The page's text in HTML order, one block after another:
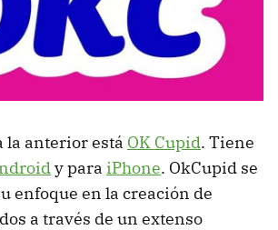
la anterior está OK Cupid. Tiene
y para iPhone. OkCupid se
enfoque en la creación de
a través de un extenso